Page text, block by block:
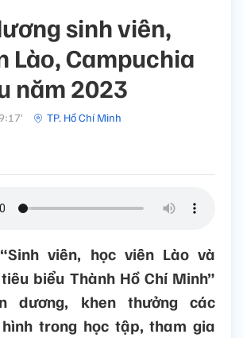
sinh viên,
Lào, Campuchia
năm 2023
TP. Hồ Chí Minh
viên, học viên Lào và
biểu Thành Hồ Chí Minh”
dương, khen thưởng các
trong học tập, tham gia